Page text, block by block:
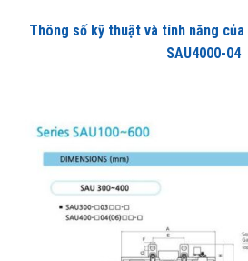
Thông số kỹ thuật và tính năng của
SAU4000-04